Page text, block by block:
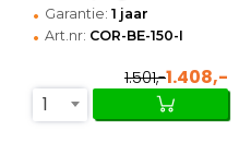
• Garantie: 1 jaar
• Art.nr: COR-BE-150-I
1.501,-1.408,-
1